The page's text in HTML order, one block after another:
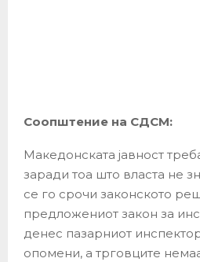
Соопштение на СДСМ:
Македонската јавност
заради тоа што власта не
се го срочи законското
предложениот закон за
денес пазарниот
опомени, а трговците